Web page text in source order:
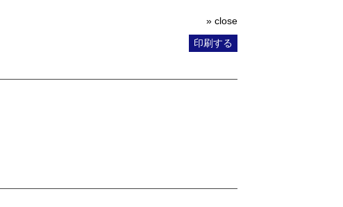
» close
印刷する